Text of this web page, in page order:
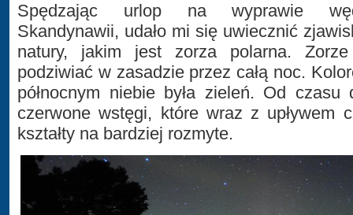
Spędzając urlop na wyprawie
Skandynawii, udało mi się uwiecznić
natury, jakim jest zorza polarna. Zorze
podziwiać w zasadzie przez całą noc.
północnym niebie była zieleń. Od czasu
czerwone wstęgi, które wraz z upływem
kształty na bardziej rozmyte.